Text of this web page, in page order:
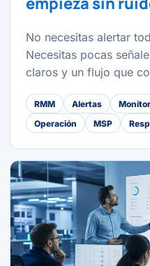
No necesitas alertar
Necesitas pocas
claros y un flujo que
RMM Alertas
Operación
MSP